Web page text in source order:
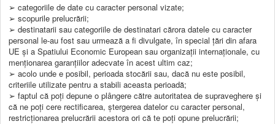
➢ categoriile de date cu caracter personal vizate;
➢ scopurile prelucrării;
➢ destinatarii sau categoriile de destinatari cărora datele cu caracter
personal le-au fost sau urmează a fi divulgate, în special țări din afara
UE și a Spatiului Economic European sau organizații internaționale, cu
menționarea garanțiilor adecvate în acest ultim caz;
➢ acolo unde e posibil, perioada stocării sau, dacă nu este posibil,
criteriile utilizate pentru a stabili aceasta perioadă;
➢ faptul că poți depune o plângere către autoritatea de supraveghere și
că ne poți cere rectificarea, ștergerea datelor cu caracter personal,
restricționarea prelucrării acestora ori că te poți opune prelucrării;